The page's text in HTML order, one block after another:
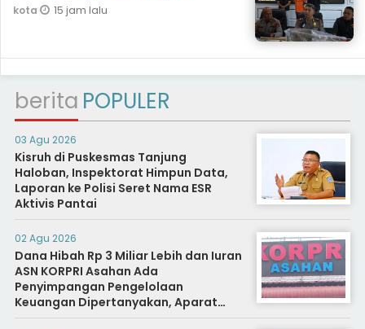
kota 15 jam lalu
berita POPULER
03 Agu 2026
Kisruh di Puskesmas Tanjung
Haloban, Inspektorat Himpun Data,
Laporan ke Polisi Seret Nama ESR
Aktivis Pantai
02 Agu 2026
Dana Hibah Rp 3 Miliar Lebih dan Iuran
ASN KORPRI Asahan Ada
Penyimpangan Pengelolaan
Keuangan Dipertanyakan, Aparat
Diminta Segera Usut